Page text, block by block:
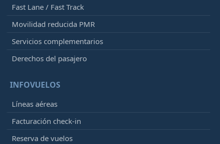
Fast Lane / Fast Track
Movilidad reducida PMR
Servicios complementarios
Derechos del pasajero
INFOVUELOS
Líneas aéreas
Facturación check-in
Reserva de vuelos